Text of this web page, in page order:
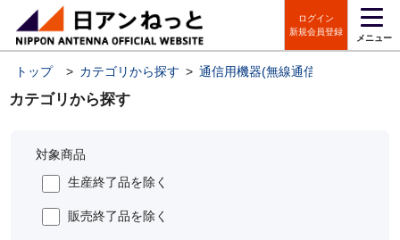
ログイン
新規会員登録
メニュー
カテゴリから探す
トップ > カテゴリから探す > 通信用機器(無線通信機器・IoT機器
対象商品
生産終了品を除く
販売終了品を除く